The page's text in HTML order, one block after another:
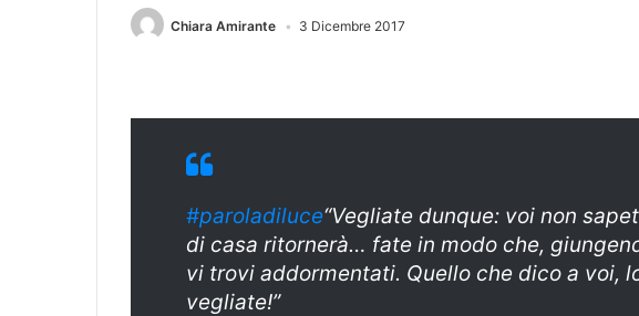
Chiara Amirante 3 Dicembre 2017
#paroladiluce“Vegliate dunque: voi non
di casa ritornerà… fate in modo che,
vi trovi addormentati. Quello che dico a voi,
vegliate!”